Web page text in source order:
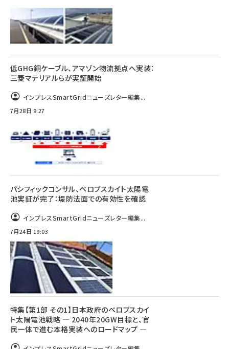
低GHG銅ケーブル、アマゾン物流拠点へ実装：
三菱マテリアルらが実証開始
インプレスSmartGridニューズレター編集...
7月28日 9:27
パシフィックコンサル、ペロブスカイト太陽電
池実証が完了：堤防法面での有効性を確認
インプレスSmartGridニューズレター編集...
7月24日 19:03
特集【第1部 その1】日本政府のペロブスカイ
ト太陽電池戦略 ― 2040年20GW目標と、官
民一体で進む本格実装へのロードマップ ―